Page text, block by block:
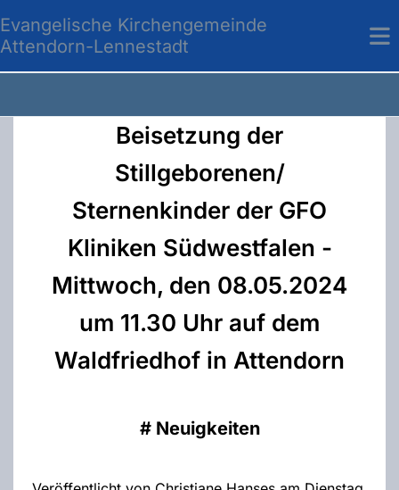
Evangelische Kirchengemeinde
Attendorn-Lennestadt
Beisetzung der
Stillgeborenen/
Sternenkinder der GFO
Kliniken Südwestfalen -
Mittwoch, den 08.05.2024
um 11.30 Uhr auf dem
Waldfriedhof in Attendorn
# Neuigkeiten